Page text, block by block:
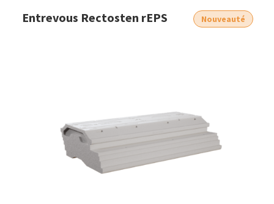
Nouveauté
Entrevous Rectosten rEPS